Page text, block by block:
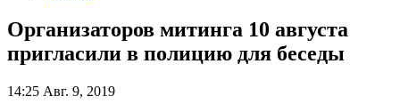
Организаторов митинга 10 августа
пригласили в полицию для беседы
14:25 Авг. 9, 2019